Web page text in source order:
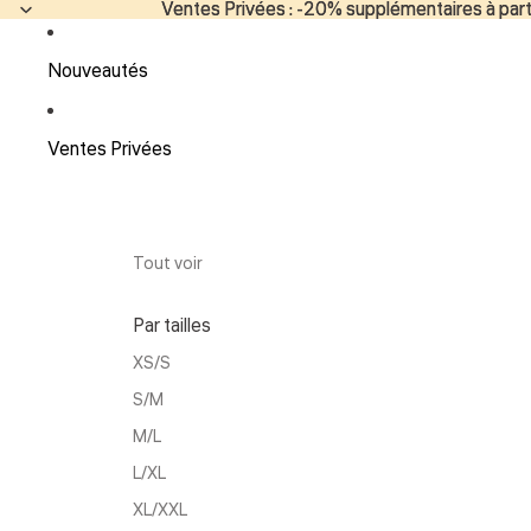
Ventes Privées : -20% supplémentaires à
Ventes Privées : -20% supplémentaires à
Nouveautés
Ventes Privées
Tout voir
Par tailles
XS/S
S/M
M/L
L/XL
XL/XXL